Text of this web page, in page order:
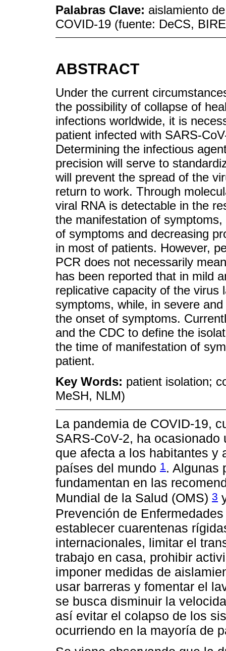
Palabras Clave: aislamiento
COVID-19 (fuente: DeCS,
ABSTRACT
Under the current
the possibility of collapse of
infections worldwide, it is
patient infected with SARS-
Determining the infectious
precision will serve to
will prevent the spread of the
return to work. Through
viral RNA is detectable in the
the manifestation of
of symptoms and decreasing
in most of patients. However,
PCR does not necessarily
has been reported that in mild
replicative capacity of the
symptoms, while, in severe
the onset of symptoms.
and the CDC to define the
the time of manifestation of
patient.
Key Words: patient isolation;
MeSH, NLM)
La pandemia de COVID-19,
SARS-CoV-2, ha
que afecta a los habitantes y
países del mundo 1. Algunas
fundamentan en las
Mundial de la Salud (OMS) 3
Prevención de
establecer cuarentenas
internacionales, limitar el
trabajo en casa, prohibir
imponer medidas de
usar barreras y fomentar el
se busca disminuir la
así evitar el colapso de los
ocurriendo en la mayoría de